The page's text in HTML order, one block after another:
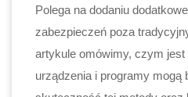
Polega na dodaniu
zabezpieczeń poza
artykule omówimy, czym jest
urządzenia i programy mogą